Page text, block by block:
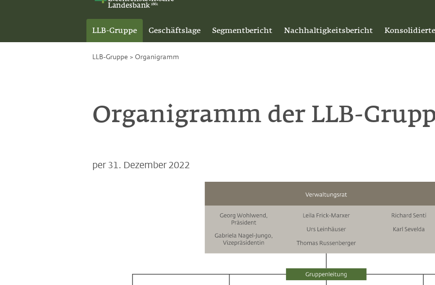
LLB-Gruppe Geschäftslage Segmentbericht Nachhaltigkeitsbericht
LLB-Gruppe > Organigramm
Organigramm der LLB-
per 31. Dezember 2022